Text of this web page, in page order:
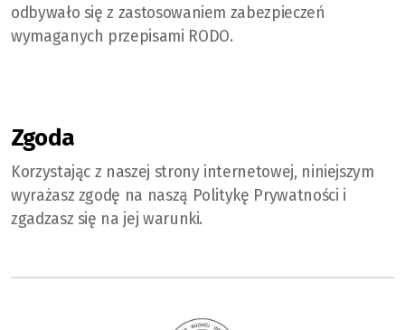
odbywało się z zastosowaniem zabezpieczeń
wymaganych przepisami RODO.
Zgoda
Korzystając z naszej strony internetowej, niniejszym
wyrażasz zgodę na naszą Politykę Prywatności i
zgadzasz się na jej warunki.